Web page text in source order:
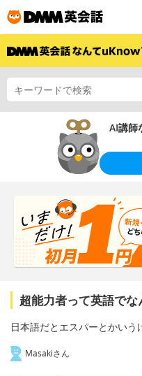
AI講師
超能力者って英語でな
日本語だとエスパーとかいう
Masakiさん